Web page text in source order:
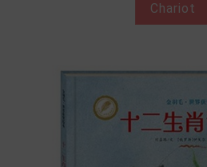
Chariot